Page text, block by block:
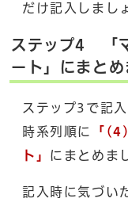
だけ記入しまし
ステップ4 「
ート」にまとめ
ステップ3で記
時系列順に
「
ト」 にまとめま
記入時に気づい